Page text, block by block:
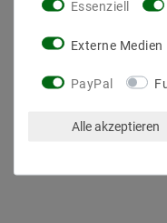
Zickbee Light Link
und kann an max.
Essenziell
Externe Medien
PayPal
Alle akzeptieren